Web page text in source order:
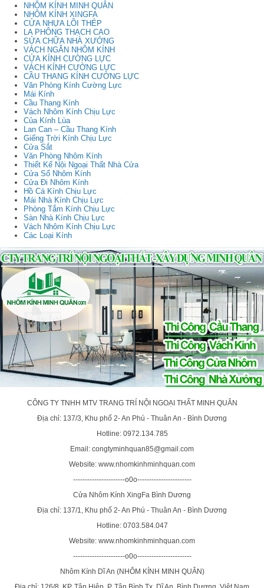
NHÔM KÍNH MINH QUÂN
NHÔM KÍNH XINGFA
CỬA NHỰA LÕI THÉP
LA PHÔNG THẠCH CAO
SỬA CHỮA NHÀ XƯỞNG
VÁCH NGĂN NHÔM KÍNH
CỬA KÍNH CƯỜNG LỰC
VÁCH KÍNH CƯỜNG LỰC
CẦU THANG KÍNH CƯỜNG LỰC
Văn Phòng Kính Cường Lực
Mái Kính
Cầu Thang Kính
Vách Nhôm Kính Chịu Lực
Của Kính Lùa
Lan Can – Cầu Thang Kính
Giếng Trời Kính Chịu Lực
Cửa Sắt
Văn Phòng Nhôm Kính
Thiết Kế Nội Ngoại Thất Nhà Cửa
Cửa Sổ Nhôm Kính
Cửa Đi Nhôm Kính
Hồ Cá Kính Chịu Lực
Mái Nhà Kính Chịu Lực
Phòng Tắm Kính Chịu Lực
Sàn Nhà Kính Chịu Lực
Vách Nhôm Kính Chịu Lực
Các Loại Kính
CÔNG TY TNHH MTV TRANG TRÍ NỘI NGOẠI THẤT MINH QUÂN
Địa chỉ: 137/3, Khu phố 2- An Phú - Thuân An - Bình Dương
Hotline: 0972.134.785
Email: congtyminhquan85@gmail.com
Website: www.nhomkinhminhquan.com
----------------------o0o-----------------------
Cửa Nhôm Kính XingFa Bình Dương
Địa chỉ: 137/1, Khu phố 2- An Phú - Thuân An - Bình Dương
Hotline: 0703.584.047
Website: www.nhomkinhminhquan.com
----------------------o0o-----------------------
Nhôm Kính Dĩ An (NHÔM KÍNH MINH QUÂN)